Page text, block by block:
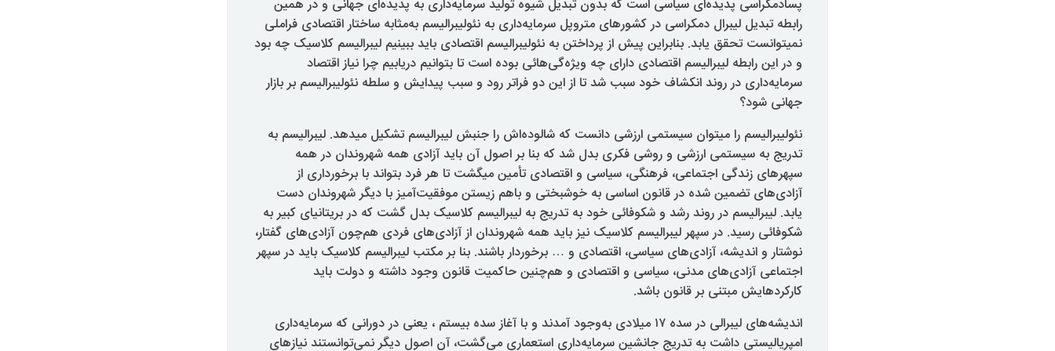
پسادمکراسی پدیده‌ای سیاسی است که بدون تبدیل شیوه تولید سرمایه‌داری به پدیده‌ای جهانی و در همین
رابطه تبدیل لیبرال دمکراسی در کشورهای متروپل سرمایه‌داری به نئولیبرالیسم به‌مثابه ساختار اقتصادی فراملی
نمیتوانست تحقق یابد. بنابراین پیش از پرداختن به نئولیبرالیسم اقتصادی باید ببینیم لیبرالیسم کلاسیک چه بود
و در این رابطه لیبرالیسم اقتصادی دارای چه ویژه‌گی‌هائی بوده است تا بتوانیم دریابیم چرا نیاز اقتصاد
سرمایه‌داری در روند انکشاف خود سبب شد تا از این دو فراتر رود و سبب پیدایش و سلطه نئولیبرالیسم بر بازار
جهانی شود؟
نئولیبرالیسم را میتوان سیستمی ارزشی دانست که شالوده‌اش را جنبش لیبرالیسم تشکیل میدهد. لیبرالیسم به
تدریج به سیستمی ارزشی و روشی فکری بدل شد که بنا بر اصول آن باید آزادی همه شهروندان در همه
سپهر‌های زندگی اجتماعی، فرهنگی، سیاسی و اقتصادی تأمین میگشت تا هر فرد بتواند با برخورداری از
آزادی‌های تضمین شده در قانون اساسی به خوشبختی و باهم زیستن موفقیت‌آمیز با دیگر شهروندان دست
یابد. لیبرالیسم در روند رشد و شکوفائی خود به تدریج به لیبرالیسم کلاسیک بدل گشت که در بریتانیای کبیر به
شکوفائی رسید. در سپهر لیبرالیسم کلاسیک نیز باید همه شهروندان از آزادی‌های فردی هم‌چون آزادی‌های گفتار،
نوشتار و اندیشه، آزادی‌های سیاسی، اقتصادی و … برخوردار باشند. بنا بر مکتب لیبرالیسم کلاسیک باید در سپهر
اجتماعی آزادی‌های مدنی، سیاسی و اقتصادی و هم‌چنین حاکمیت قانون وجود داشته و دولت باید
کارکردهایش مبتنی بر قانون باشد.
اندیشه‌های لیبرالی در سده ۱۷ میلادی به‌وجود آمدند و با آغاز سده بیستم ، یعنی در دورانی که سرمایه‌داری
امپریالیستی داشت به تدریج جانشین سرمایه‌داری استعماری می‌گشت، آن اصول دیگر نمی‌توانستند نیازهای